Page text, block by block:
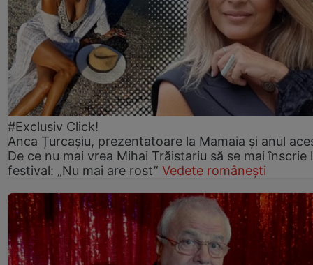
#Exclusiv Click!
Anca Țurcașiu, prezentatoare la Mamaia și anul
De ce nu mai vrea Mihai Trăistariu să se mai înscrie
festival: „Nu mai are rost” Vedete românești